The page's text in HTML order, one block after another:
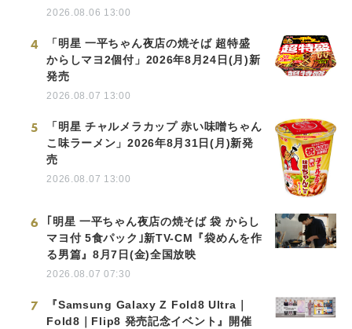
2026.08.06 13:00
4
「明星 一平ちゃん夜店の焼そば 超特盛
からしマヨ2個付」2026年8月24日(月)新
発売
2026.08.07 13:00
5
「明星 チャルメラカップ 赤い味噌ちゃん
こ味ラーメン」2026年8月31日(月)新発
売
2026.08.07 13:00
6
｢明星 一平ちゃん夜店の焼そば 袋 からし
マヨ付 5食パック｣新TV-CM『袋めんを作
る男篇』8月7日(金)全国放映
2026.08.07 07:30
7
『Samsung Galaxy Z Fold8 Ultra｜
Fold8｜Flip8 発売記念イベント』開催